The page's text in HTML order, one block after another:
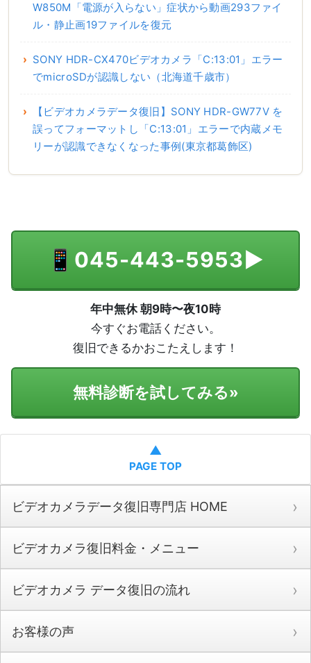
W850M「電源が入らない」症状から動画293ファイ
ル・静止画19ファイルを復元
SONY HDR-CX470ビデオカメラ「C:13:01」エラー
でmicroSDが認識しない（北海道千歳市）
【ビデオカメラデータ復旧】SONY HDR-GW77V を
誤ってフォーマットし「C:13:01」エラーで内蔵メモ
リーが認識できなくなった事例(東京都葛飾区)
📱 045-443-5953▶
年中無休 朝9時〜夜10時
今すぐお電話ください。
復旧できるかおこたえします！
無料診断を試してみる»
▲
PAGE TOP
ビデオカメラデータ復旧専門店 HOME
ビデオカメラ復旧料金・メニュー
ビデオカメラ データ復旧の流れ
お客様の声